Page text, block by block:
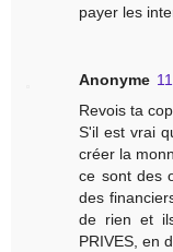
payer les
Anonyme
Revois ta
S'il est vrai
créer la
ce sont des
des
de rien et
PRIVES, en